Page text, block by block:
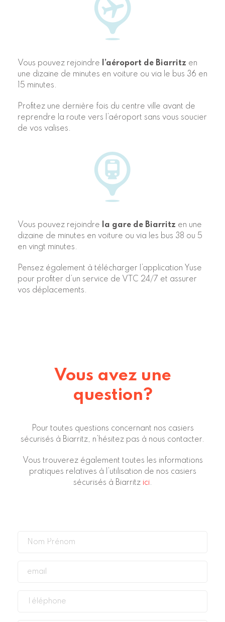
Vous pouvez rejoindre l’aéroport de Biarritz en
une dizaine de minutes en voiture ou via le bus 36 en
15 minutes.
Profitez une dernière fois du centre ville avant de
reprendre la route vers l’aéroport sans vous soucier
de vos valises.
Vous pouvez rejoindre la gare de Biarritz en une
dizaine de minutes en voiture ou via les bus 38 ou 5
en vingt minutes.
Pensez également à télécharger l’application Yuse
pour profiter d’un service de VTC 24/7 et assurer
vos déplacements.
Vous avez une
question?
Pour toutes questions concernant nos casiers
sécurisés à Biarritz, n’hésitez pas à nous contacter.
Vous trouverez également toutes les informations
pratiques relatives à l’utilisation de nos casiers
sécurisés à Biarritz ici.